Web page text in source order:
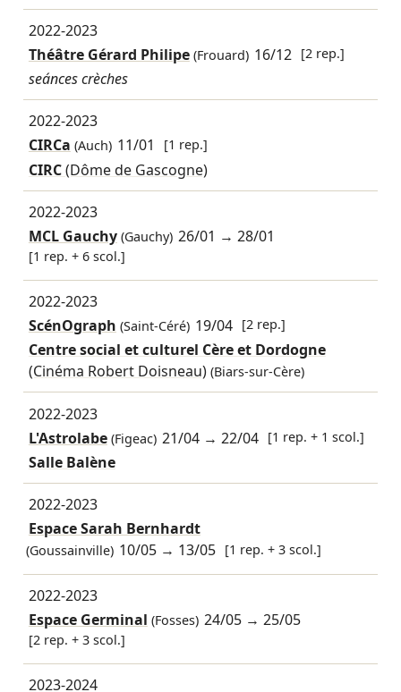
2022-2023
Théâtre Gérard Philipe(Frouard) 16/12 [2 rep.]
seánces crèches
2022-2023
CIRCa (Auch) 11/01 [1 rep.]
CIRC(Dôme de Gascogne)
2022-2023
MCL Gauchy(Gauchy) 26/01 →28/01
[1 rep. + 6 scol.]
2022-2023
ScénOgraph (Saint-Céré) 19/04 [2 rep.]
Centre social et culturel Cère et Dordogne
(Cinéma Robert Doisneau) (Biars-sur-Cère)
2022-2023
L'Astrolabe(Figeac) 21/04 →22/04 [1 rep. + 1 scol.]
Salle Balène
2022-2023
Espace Sarah Bernhardt
(Goussainville) 10/05 → 13/05 [1 rep. + 3 scol.]
2022-2023
Espace Germinal (Fosses) 24/05 →25/05
[2 rep. + 3 scol.]
2023-2024